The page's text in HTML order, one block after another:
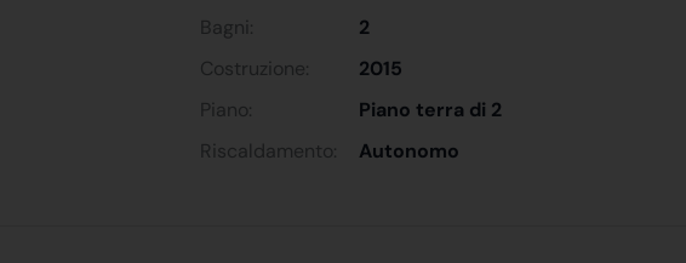
Bagni:
2
Costruzione:
2015
Piano:
Piano terra di 2
Riscaldamento: Autonomo